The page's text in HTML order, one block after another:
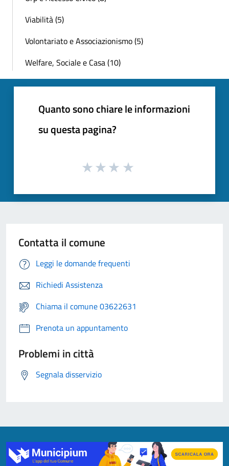
Viabilità (5)
Volontariato e Associazionismo (5)
Welfare, Sociale e Casa (10)
Quanto sono chiare le informazioni
su questa pagina?
Contatta il comune
Leggi le domande frequenti
Richiedi Assistenza
Chiama il comune 03622631
Prenota un appuntamento
Problemi in città
Segnala disservizio